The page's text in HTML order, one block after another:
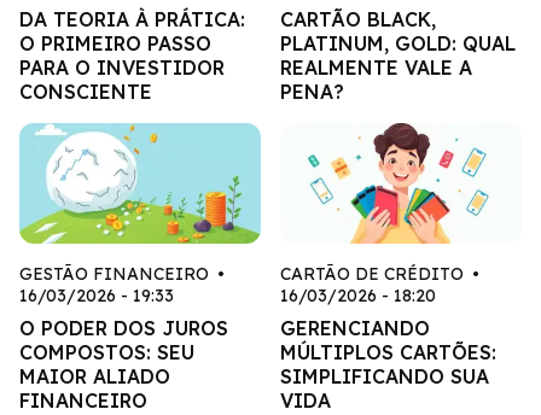
DA TEORIA À PRÁTICA:
O PRIMEIRO PASSO
PARA O INVESTIDOR
CONSCIENTE
CARTÃO BLACK,
PLATINUM, GOLD: QUAL
REALMENTE VALE A
PENA?
GESTÃO FINANCEIRO •
16/03/2026 - 19:33
O PODER DOS JUROS
COMPOSTOS: SEU
MAIOR ALIADO
FINANCEIRO
CARTÃO DE CRÉDITO •
16/03/2026 - 18:20
GERENCIANDO
MÚLTIPLOS CARTÕES:
SIMPLIFICANDO SUA
VIDA